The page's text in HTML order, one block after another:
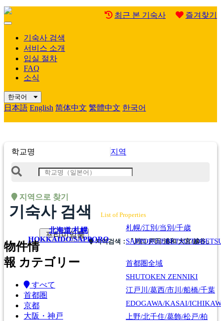
최근 본 기숙사 즐겨찾기
Mobile
기숙사 검색
서비스 소개
입실 절차
FAQ
소식
한국어
日本語 English 简体中文 繁體中文 한국어
학교명 지역
지역으로 찾기
北海道/札幌
HOKKAIDO/SAPPORO
札幌/江別/当別/千歳
SAPPORO/EBETSU/
首都圏全域
SHUTOKEN ZENNIKI
江戸川/葛西/市川/船橋/千葉
EDOGAWA/KASAI/
上野/北千住/葛飾/松戸/柏
기숙사 검색 List of Properties
지역검색：「川口/戸田/浦和/大宮/越谷」
프리미엄룸
物件情
報 カテゴリー
すべて
首都圏
京都
大阪・神戸